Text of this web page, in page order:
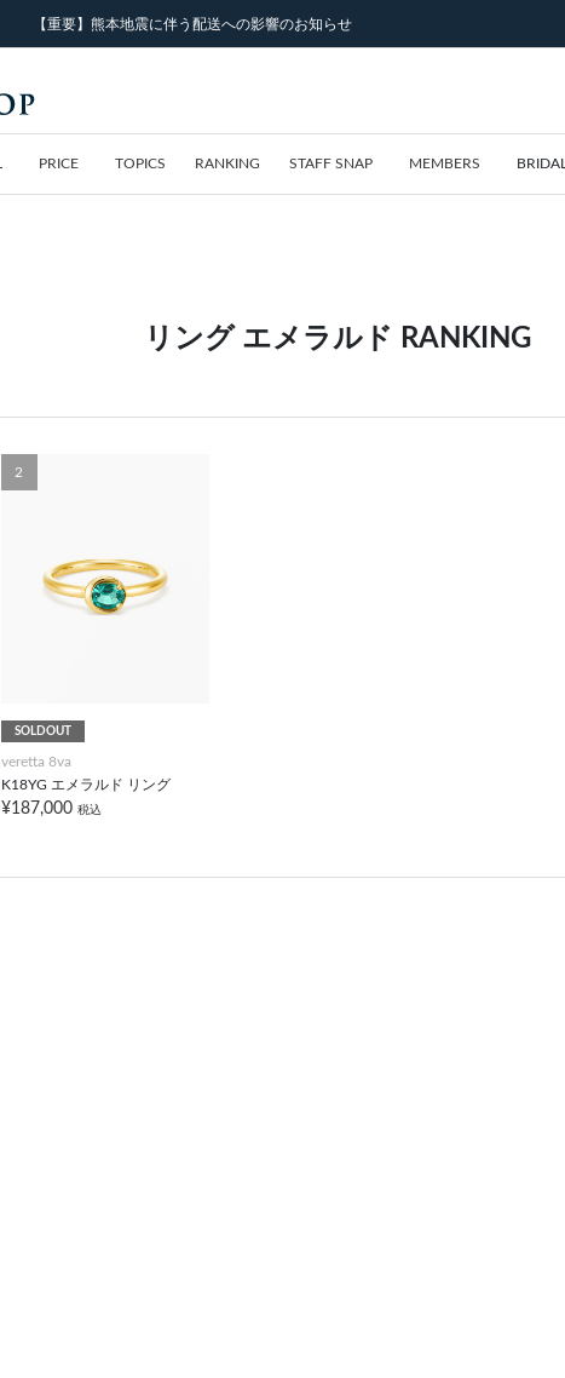
【重要】熊本地震に伴う配送への影響のお知らせ
PRICE TOPICS RANKING STAFF SNAP MEMBERS BRIDAL
リング エメラルド RANKING
2
SOLDOUT
veretta 8va
K18YG エメラルド リング
¥187,000 税込